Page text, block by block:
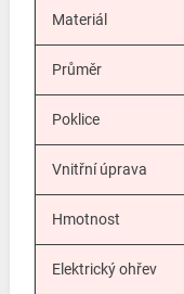
Materiál
Průměr
Poklice
Vnitřní úprava
Hmotnost
Elektrický ohřev